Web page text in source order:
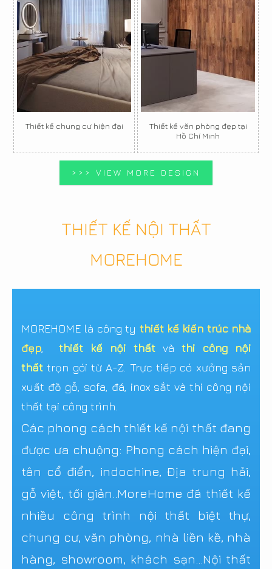
Thiết kế chung cư hiện đại
Thiết kế văn phòng đẹp tại
Hồ Chí Minh
>>> VIEW MORE DESIGN
THIẾT KẾ NỘI THẤT
MOREHOME
MOREHOME là công ty thiết kế kiến trúc nhà
đẹp, thiết kế nội thấtvàthi công nội
thất trọn gói từ A-Z. Trực tiếp có xưởng sản
xuất đồ gỗ, sofa, đá, inox sắt và thi công nội
thất tại công trình.
Các phong cách thiết kế nội thất đang
được ưa chuộng: Phong cách hiện đại,
tân cổ điển, indochine, Địa trung hải,
gỗ việt, tối giản..MoreHome đã thiết kế
nhiều công trình nội thất biệt thự,
chung cư, văn phòng, nhà liền kề, nhà
hàng, showroom, khách sạn...Nội thất